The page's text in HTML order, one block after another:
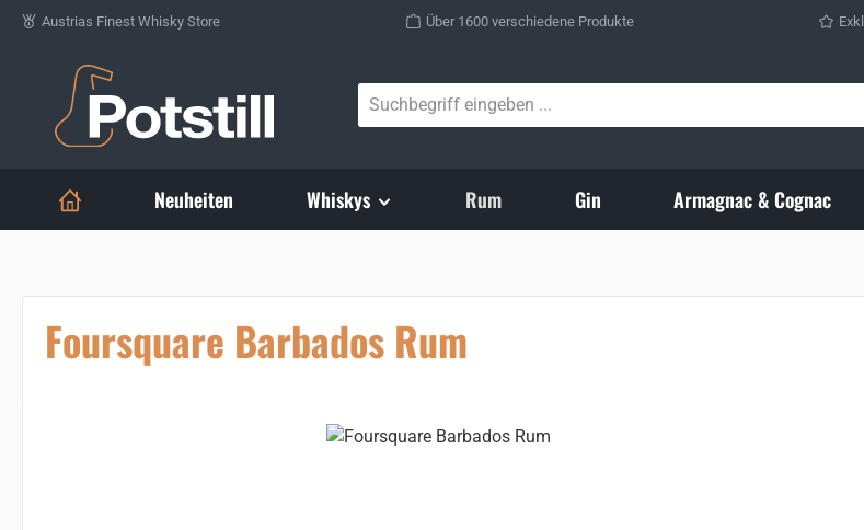
Zum Hauptinhalt springen
Austrias Finest Whisky Store Über 1600 verschiedene Produkte
Neuheiten Whiskys Rum Gin Armagnac & Cognac
Foursquare Barbados Rum